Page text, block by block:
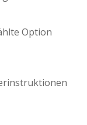
Option